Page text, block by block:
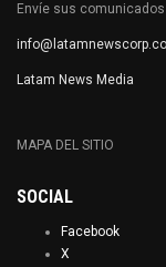
Envíe sus
Latam News Media
MAPA DEL SITIO
SOCIAL
Facebook
X